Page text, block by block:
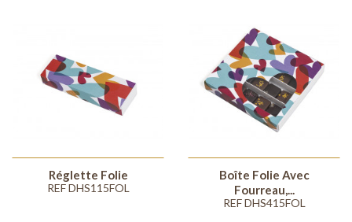
Réglette Folie
REF DHS115FOL
Boîte Folie Avec
Fourreau,...
REF DHS415FOL